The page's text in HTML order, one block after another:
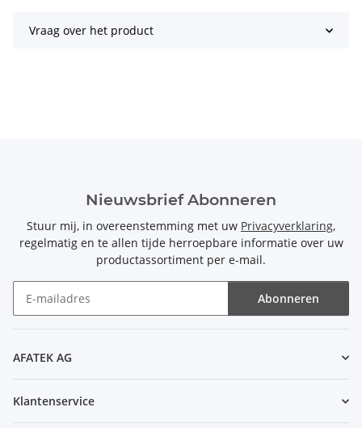
Vraag over het product
Nieuwsbrief Abonneren
Stuur mij, in overeenstemming met uw Privacyverklaring,
regelmatig en te allen tijde herroepbare informatie over uw
productassortiment per e-mail.
Abonneren
AFATEK AG
Klantenservice